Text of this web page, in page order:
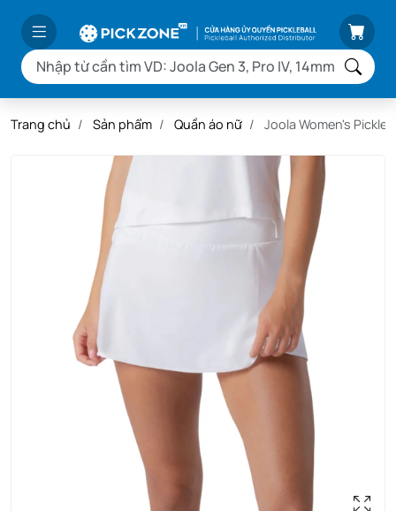
Trang chủ Sản phẩm Quần áo nữ Joola Women's